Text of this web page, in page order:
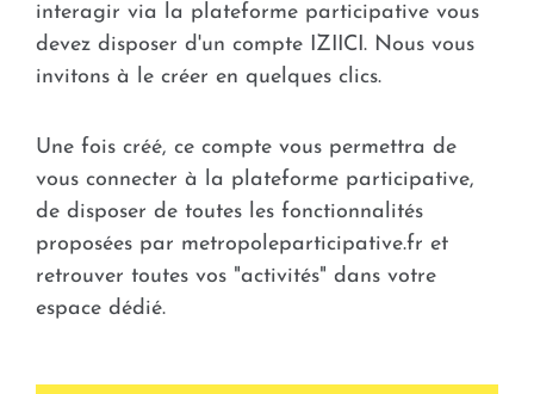
interagir via la plateforme participative vous
devez disposer d'un compte IZIICI. Nous vous
invitons à le créer en quelques clics.
Une fois créé, ce compte vous permettra de
vous connecter à la plateforme participative,
de disposer de toutes les fonctionnalités
proposées par metropoleparticipative.fr et
retrouver toutes vos "activités" dans votre
espace dédié.